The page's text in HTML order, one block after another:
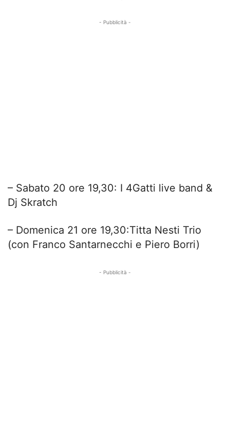
- Pubblicità -
– Sabato 20 ore 19,30: I 4Gatti live band &
Dj Skratch
– Domenica 21 ore 19,30:Titta Nesti Trio
(con Franco Santarnecchi e Piero Borri)
- Pubblicità -